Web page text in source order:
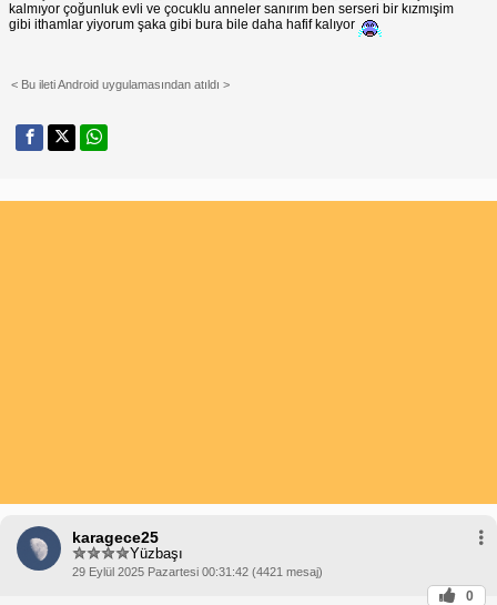
kalmıyor çoğunluk evli ve çocuklu anneler sanırım ben serseri bir kızmışim
gibi ithamlar yiyorum şaka gibi bura bile daha hafif kalıyor
< Bu ileti Android uygulamasından atıldı >
karagece25
Yüzbaşı
29 Eylül 2025 Pazartesi 00:31:42 (4421 mesaj)
0